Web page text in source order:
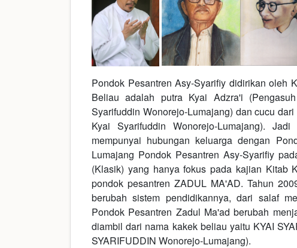
Pondok Pesantren Asy-Syarifiy didirikan oleh
Beliau adalah putra Kyai Adzra'i
Syarifuddin Wonorejo-Lumajang) dan cucu
Kyai Syarifuddin Wonorejo-Lumajang).
mempunyai hubungan keluarga dengan
Lumajang Pondok Pesantren Asy-Syarifiy
(Klasik) yang hanya fokus pada kajian Kitab
pondok pesantren ZADUL MA'AD. Tahun
berubah sistem pendidikannya, dari salaf
Pondok Pesantren Zadul Ma'ad berubah
diambil dari nama kakek beliau yaitu KYAI
SYARIFUDDIN Wonorejo-Lumajang).